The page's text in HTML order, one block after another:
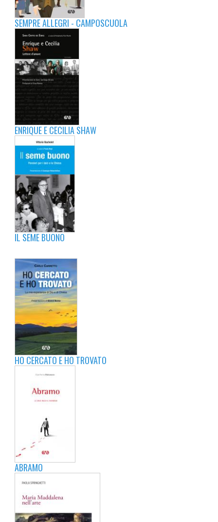
SEMPRE ALLEGRI - CAMPOSCUOLA
ENRIQUE E CECILIA SHAW
IL SEME BUONO
HO CERCATO E HO TROVATO
ABRAMO